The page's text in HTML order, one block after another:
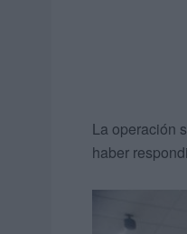
La operación
haber